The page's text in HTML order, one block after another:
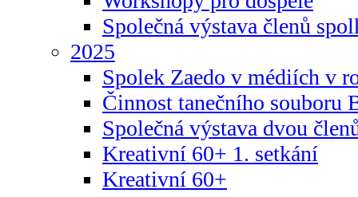
Společná výstava členů
2025
Spolek Zaedo v médiích v
Činnost tanečního souboru
Společná výstava dvou
Kreativní 60+ 1. setkání
Kreativní 60+